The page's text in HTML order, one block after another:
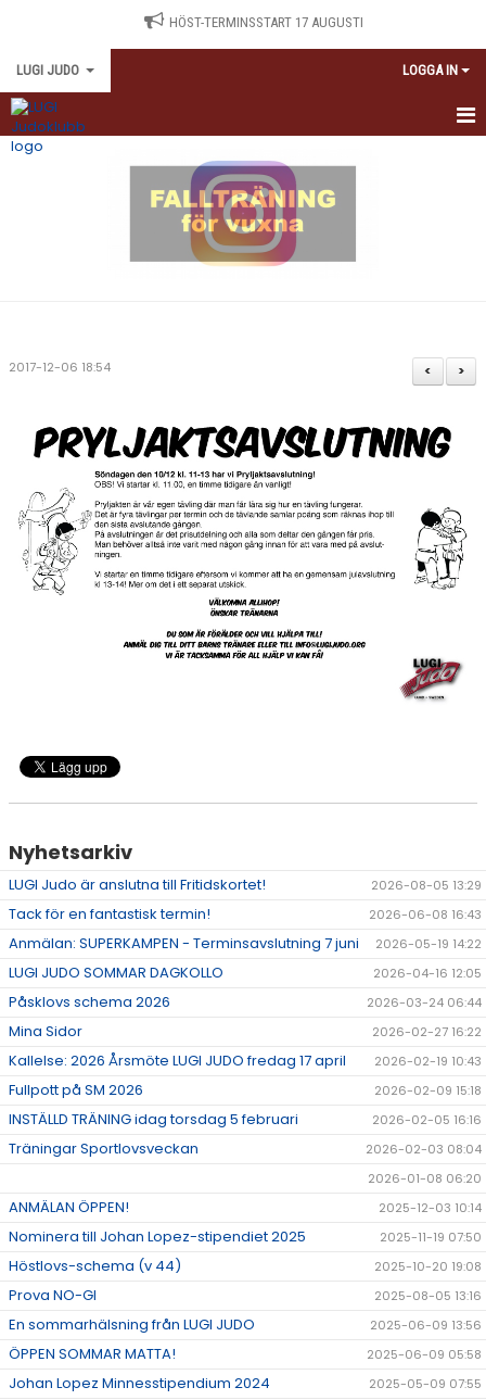
HÖST-TERMINSSTART 17 AUGUSTI
LUGI JUDO LOGGA IN
HEM
MEDLEMSINFORMATION
OM JUDO
OM KLUBBEN
GRADERA
>
<
2017-12-06 18:54
Nyhetsarkiv
LUGI Judo är anslutna till Fritidskortet! 2026-08-05 13:29
Tack för en fantastisk termin! 2026-06-08 16:43
Anmälan: SUPERKAMPEN - Terminsavslutning 7 juni 2026-05-19 14:22
LUGI JUDO SOMMAR DAGKOLLO 2026-04-16 12:05
Påsklovs schema 2026 2026-03-24 06:44
Mina Sidor 2026-02-27 16:22
Kallelse: 2026 Årsmöte LUGI JUDO fredag 17 april 2026-02-19 10:43
Fullpott på SM 2026 2026-02-09 15:18
INSTÄLLD TRÄNING idag torsdag 5 februari 2026-02-05 16:16
Träningar Sportlovsveckan
2026-02-03 08:04
2026-01-08 06:20
ANMÄLAN ÖPPEN! 2025-12-03 10:14
Nominera till Johan Lopez-stipendiet 2025 2025-11-19 07:50
Höstlovs-schema (v 44) 2025-10-20 19:08
Prova NO-GI 2025-08-05 13:16
En sommarhälsning från LUGI JUDO 2025-06-09 13:56
ÖPPEN SOMMAR MATTA! 2025-06-09 05:58
Johan Lopez Minnesstipendium 2024 2025-05-09 07:55